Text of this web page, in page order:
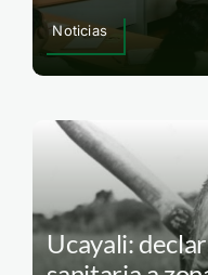
Noticias
Ucayali: